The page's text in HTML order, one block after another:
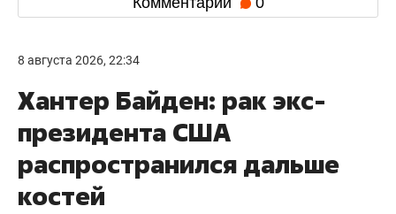
8 августа 2026, 22:34
Хантер Байден: рак экс-
президента США
распространился дальше
костей